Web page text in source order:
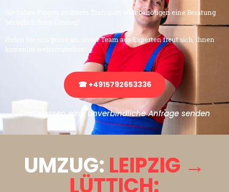
Sie haben Fragen zu Ihrem Transport oder benötigen eine Beratung
Rufen Sie uns gerne an, unser Team aus Experten freut sich, Ihnen
kostenlos weiterzuhelfen!
☎ +4915792653336
Stattdessen eine unverbindliche Anfrage senden
UMZUG: LEIPZIG →
LÜTTICH: